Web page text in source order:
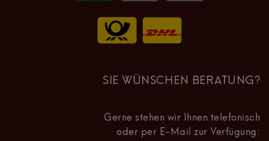
SIE WÜNSCHEN BERATUNG?
Gerne stehen wir Ihnen telefonisch
oder per E-Mail zur Verfügung: